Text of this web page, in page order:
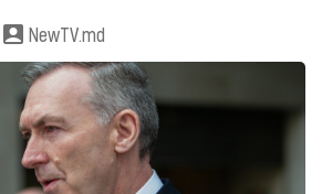
NewTV.md